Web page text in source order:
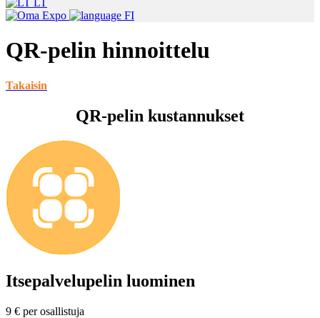
LT
FI
QR-pelin hinnoittelu
Takaisin
QR-pelin kustannukset
Itsepalvelupelin luominen
9 € per osallistuja